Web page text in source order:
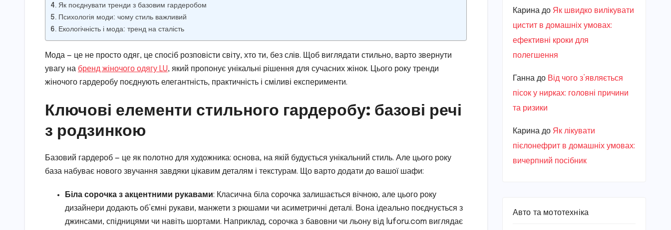
Як поєднувати тренди з базовим гардеробом
Психологія моди: чому стиль важливий
Екологічність і мода: тренд на сталість
Мода — це не просто одяг, це спосіб розповісти світу, хто ти, без слів. Щоб виглядати стильно, варто звернути
увагу на бренд жіночого одягу LU, який пропонує унікальні рішення для сучасних жінок. Цього року тренди
жіночого гардеробу поєднують елегантність, практичність і сміливі експерименти.
Ключові елементи стильного гардеробу: базові речі
з родзинкою
Базовий гардероб — це як полотно для художника: основа, на якій будується унікальний стиль. Але цього року
база набуває нового звучання завдяки цікавим деталям і текстурам. Що варто додати до вашої шафи:
Біла сорочка з акцентними рукавами: Класична біла сорочка залишається вічною, але цього року
дизайнери додають об’ємні рукави, манжети з рюшами чи асиметричні деталі. Вона ідеально поєднується з
джинсами, спідницями чи навіть шортами. Наприклад, сорочка з бавовни чи льону від luforu.com виглядає
Каринадо Як швидко вилікувати
цистит в домашніх умовах:
ефективні кроки для
полегшення
Ганнадо Від чого з’являється
пісок у нирках: головні причини
та ризики
Каринадо Як лікувати
пієлонефрит в домашніх умовах:
вичерпний посібник
Авто та мототехніка